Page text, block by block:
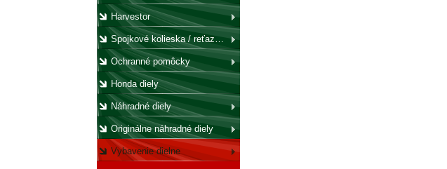
Harvestor
Spojkové kolieska / reťazovky
Ochranné pomôcky
Honda diely
Náhradné diely
Originálne náhradné diely
Vybavenie dielne